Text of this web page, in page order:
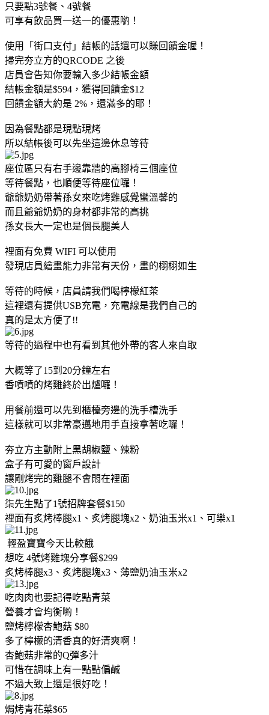
只要點3號餐、4號餐
可享有飲品買一送一的優惠喲！
使用「街口支付」結帳的話還可以賺回饋金喔！
掃完夯立方的QRCODE 之後
店員會告知你要輸入多少結帳金額
結帳金額是$594，獲得回饋金$12
回饋金額大約是 2%，還滿多的耶！
因為餐點都是現點現烤
所以結帳後可以先坐這邊休息等待
座位區只有右手邊靠牆的高腳椅三個座位
等待餐點，也順便等待座位囉！
爺爺奶奶帶著孫女來吃烤雞感覺蠻溫馨的
而且爺爺奶奶的身材都非常的高挑
孫女長大一定也是個長腿美人
裡面有免費 WIFI 可以使用
發現店員繪畫能力非常有天份，畫的栩栩如生
等待的時候，店員請我們喝檸檬紅茶
這裡還有提供USB充電，充電線是我們自己的
真的是太方便了!!
等待的過程中也有看到其他外帶的客人來自取
大概等了15到20分鐘左右
香噴噴的烤雞終於出爐囉！
用餐前還可以先到櫃檯旁邊的洗手槽洗手
這樣就可以非常豪邁地用手直接拿著吃囉！
夯立方主動附上黑胡椒鹽、辣粉
盒子有可愛的窗戶設計
讓剛烤完的雞腿不會悶在裡面
柒先生點了1號招牌套餐$150
裡面有炙烤棒腿x1、炙烤腿塊x2、奶油玉米x1、可樂x1
輕盈寶寶今天比較餓
想吃 4號烤雞塊分享餐$299
炙烤棒腿x3、炙烤腿塊x3、薄鹽奶油玉米x2
吃肉肉也要記得吃點青菜
營養才會均衡喲！
鹽烤檸檬杏鮑菇 $80
多了檸檬的清香真的好清爽啊！
杏鮑菇非常的Q彈多汁
可惜在調味上有一點點偏鹹
不過大致上還是很好吃！
焗烤青花菜$65